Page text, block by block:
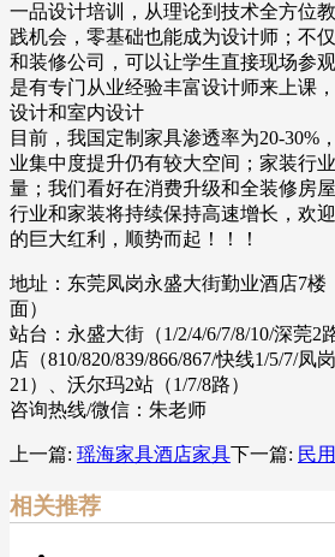
一品设计培训，从理论到技术全方位
践机会，零基础也能成为设计师；不
和装修公司，可以让学生直接现场参
是有专门从业经验丰富设计师来上课
设计和室内设计
目前，我国定制家具渗透率为20-30%
业集中度提升仍有较大空间；家装行
量；我们看好在消费升级和全装修房
行业和家装将持续保持高速增长，欢
的巨大红利，顺势而起！！！
地址：东莞凤岗永盛大街勤业酒店7楼
面）
站台：永盛大街（1/2/4/6/7/8/10/深莞2
店（810/820/839/866/867/快线1/5/7/凤
21）、沃尔玛2站（1/7/8路）
咨询热线/微信：朱老师
上一篇: 瑶海家具酒店家具下一篇: 民
相关推荐